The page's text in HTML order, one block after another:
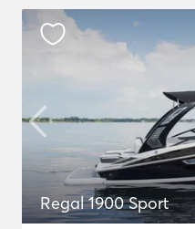
Regal 1900 Sport